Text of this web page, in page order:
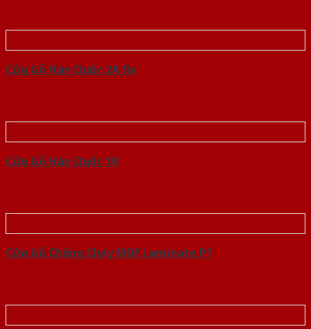
Cửa Gỗ Hàn Quốc 2A fix
Cửa Gỗ Hàn Quốc 1K
Cửa Gỗ Chống Cháy MDF Laminate P1